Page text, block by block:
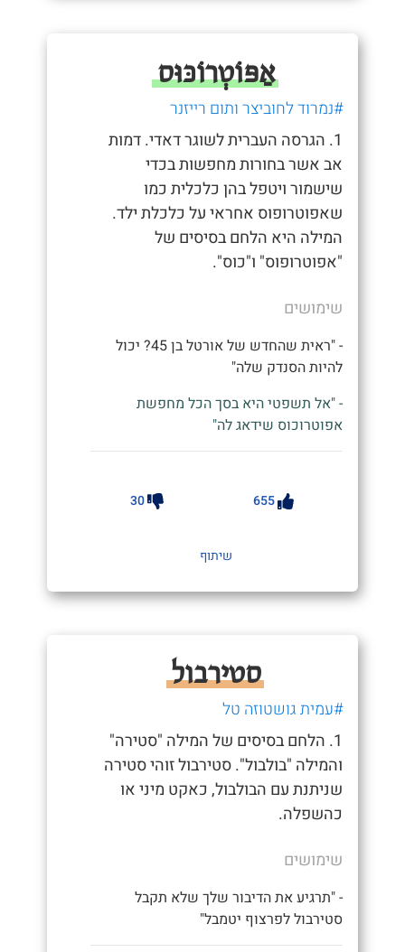
אַפּוֹטְרוֹכּוּס
#נמרוד לחוביצר ותום רייזנר
1. הגרסה העברית לשוגר דאדי. דמות
אב אשר בחורות מחפשות בכדי
שישמור ויטפל בהן כלכלית כמו
שאפוטרופוס אחראי על כלכלת ילד.
המילה היא הלחם בסיסים של
"אפוטרופוס" ו"כוס".
שימושים
- "ראית שהחדש של אורטל בן 45? יכול
להיות הסנדק שלה"
- "אל תשפטי היא בסך הכל מחפשת
אפוטרוכוס שידאג לה"
655
30
שיתוף
סטירבול
#עמית גושטוזה טל
1. הלחם בסיסים של המילה "סטירה"
והמילה "בולבול". סטירבול זוהי סטירה
שניתנת עם הבולבול, כאקט מיני או
כהשפלה.
שימושים
- "תרגיע את הדיבור שלך שלא תקבל
סטירבול לפרצוף יטמבל"